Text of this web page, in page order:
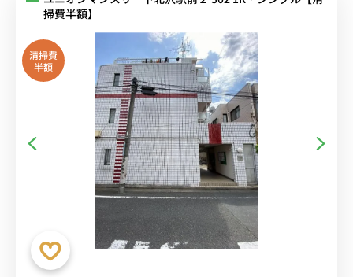
掃費半額】
清掃費
半額